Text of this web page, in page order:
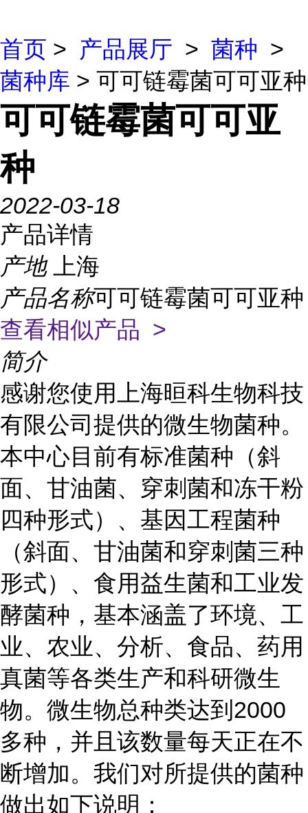
首页 > 产品展厅 > 菌种 >
菌种库 > 可可链霉菌可可亚种
可可链霉菌可可亚
种
2022-03-18
产品详情
产地
上海
产品名称可可链霉菌可可亚种
查看相似产品 >
简介
感谢您使用上海晅科生物科技
有限公司提供的微生物菌种。
本中心目前有标准菌种（斜
面、甘油菌、穿刺菌和冻干粉
四种形式）、基因工程菌种
（斜面、甘油菌和穿刺菌三种
形式）、食用益生菌和工业发
酵菌种，基本涵盖了环境、工
业、农业、分析、食品、药用
真菌等各类生产和科研微生
物。微生物总种类达到2000
多种，并且该数量每天正在不
断增加。我们对所提供的菌种
做出如下说明：